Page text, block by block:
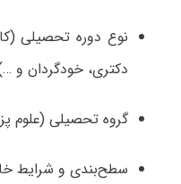
نوع دوره تحصیلی
دکتری، خودگردان و
گروه تحصیلی (علوم
سطح‌بندی و شرایط